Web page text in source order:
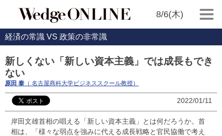
8/6(木)
経済の常識 VS 政策の非常識
新しくない「新しい資本主義」では成長もでき
ない
原田 泰 （ 名古屋商科大学ビジネススクール教授）
2022/01/11
岸田文雄首相の唱える「新しい資本主義」とは何だろうか。首
相は、「様々な弱点を強みに代える成長戦略と官民協働で考え